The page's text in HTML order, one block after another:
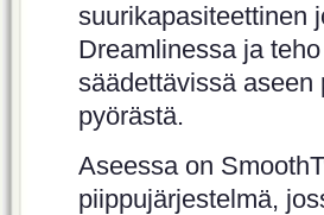
suurikapasiteettinen
Dreamlinessa ja
säädettävissä aseen
pyörästä.
Aseessa on
piippujärjestelmä,